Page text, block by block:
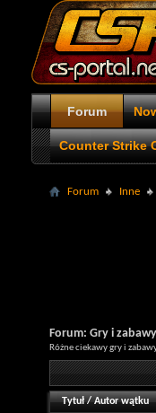
Forum
Counter Strike
Forum Inne
Forum: Gry i
Różne ciekawy gry i
Tytuł/Autor wątku